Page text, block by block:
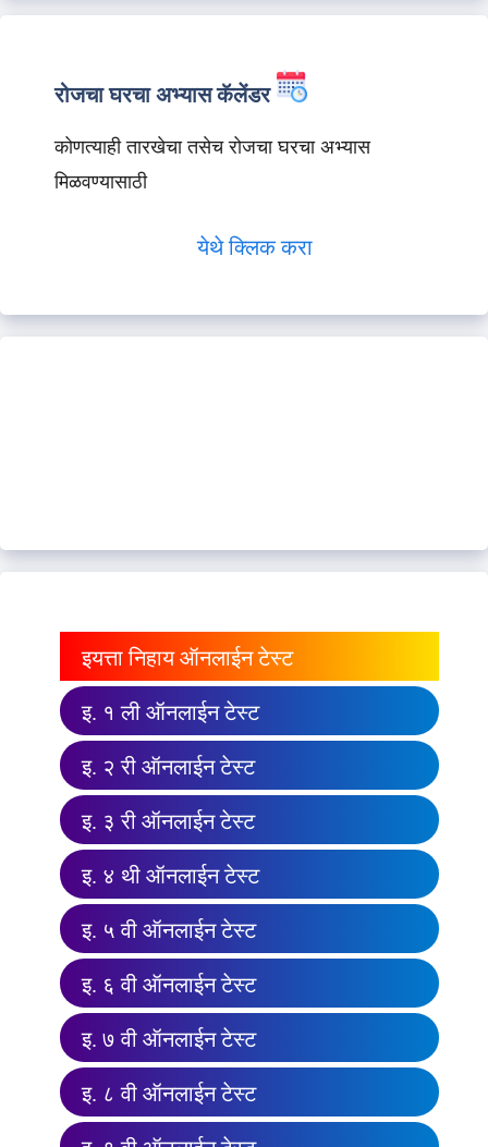
रोजचा घरचा अभ्यास कॅलेंडर
कोणत्याही तारखेचा तसेच रोजचा घरचा अभ्यास
मिळवण्यासाठी
येथे क्लिक करा
इयत्ता निहाय ऑनलाईन टेस्ट
इ. १ ली ऑनलाईन टेस्ट
इ. २ री ऑनलाईन टेस्ट
इ. ३ री ऑनलाईन टेस्ट
इ. ४ थी ऑनलाईन टेस्ट
इ. ५ वी ऑनलाईन टेस्ट
इ. ६ वी ऑनलाईन टेस्ट
इ. ७ वी ऑनलाईन टेस्ट
इ. ८ वी ऑनलाईन टेस्ट